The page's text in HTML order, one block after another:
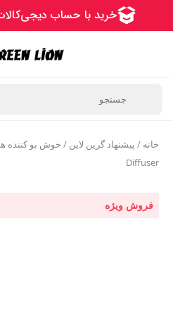
خانه / پیشنهاد گرین لاین
Diffuser
فروش ویژه